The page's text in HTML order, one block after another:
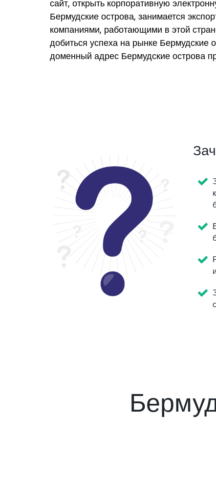
сайт, открыть корпоративную
Бермудские острова, занимается
компаниями, работающими в этой
добиться успеха на рынке Бермудские
доменный адрес Бермудские острова